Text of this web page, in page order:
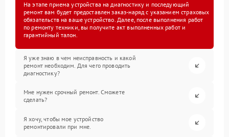
На этапе приема устройства на диагностику и последующий
ремонт вам будет предоставлен заказ-наряд с указанием страховых
обязательств на ваше устройство. Далее, после выполнения работ
по ремонту техники, вы получите акт выполненных работ и
гарантийный талон.
Я уже знаю в чем неисправность и какой
ремонт необходим. Для чего проводить
диагностику?
Мне нужен срочный ремонт. Сможете
сделать?
Я хочу, чтобы мое устройство
ремонтировали при мне.